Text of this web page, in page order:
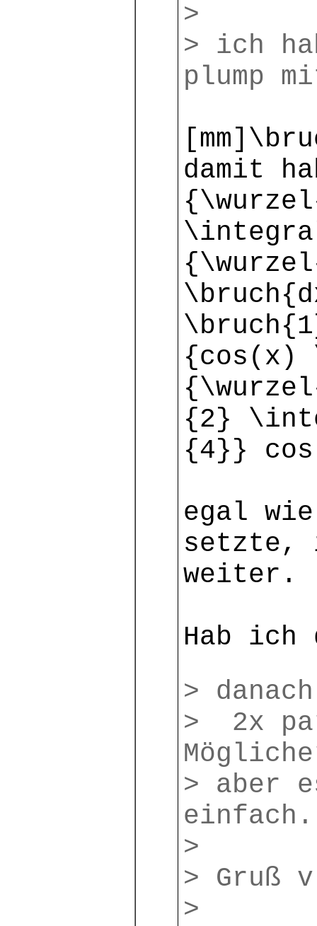
>
> ich
plump
damit
{cos(x)
{2}
{4}}
egal
setzte,
weiter.
Hab ich
> danach
> 2x
> aber
einfach.
>
> Gruß
>